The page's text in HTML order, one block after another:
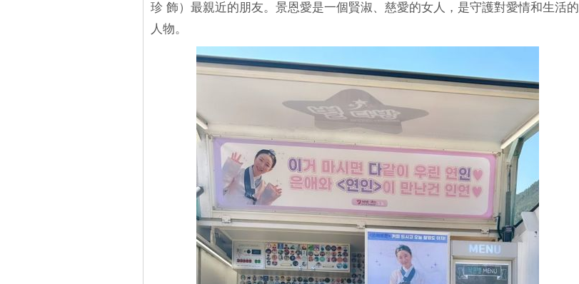
珍 飾）最親近的朋友。景恩愛是一個賢淑、慈愛的女人，是守護對愛情和生活的
人物。